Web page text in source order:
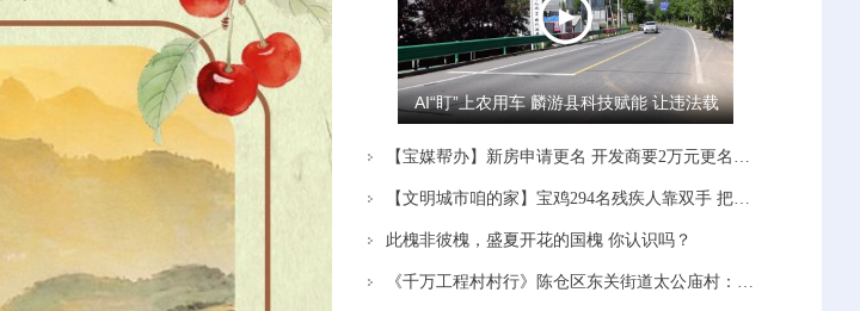
AI“盯”上农用车 麟游县科技赋能 让违法载
人“驶”不得
【宝媒帮办】新房申请更名 开发商要2万元更名费 多方沟通协调后 开发商：停止办理！
【文明城市咱的家】宝鸡294名残疾人靠双手 把日子越过越有奔头
此槐非彼槐，盛夏开花的国槐 你认识吗？
《千万工程村村行》陈仓区东关街道太公庙村：党建引领赋能产业 蹚出富民新路径